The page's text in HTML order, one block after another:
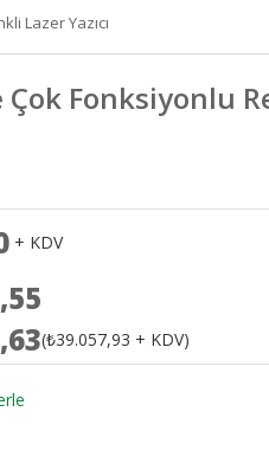
Lazer Yazıcı
Çok Fonksiyonlu
+ KDV
(₺39.057,93 + KDV)